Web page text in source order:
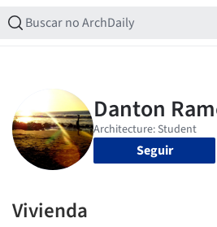
Seguir
Vivienda